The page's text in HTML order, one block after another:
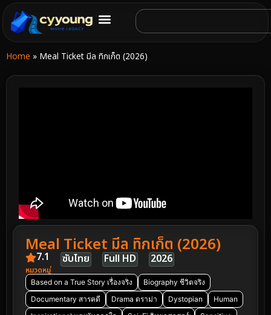
Home » Meal Ticket มีล ทิกเก็ต (2026)
Meal Ticket มีล ทิกเก็ต (2026)
7.1 ซับไทย Full HD 2026
หมวดหมู่
Based on a True Story เรื่องจริง
Biography ชีวิตจริง
Documentary สารคดี
Drama ดราม่า Dystopian
Human